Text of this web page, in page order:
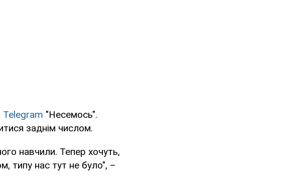
Telegram "Несемось".
заднім числом.
навчили. Тепер хочуть,
типу нас тут не було", –